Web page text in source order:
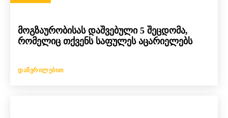
მოგზაურობისას დაშვებული 5 შეცდომა,
რომელიც თქვენს საფულეს აცარიელებს
ᲓᲐᲬᲕᲠᲘᲚᲔᲑᲘᲗ